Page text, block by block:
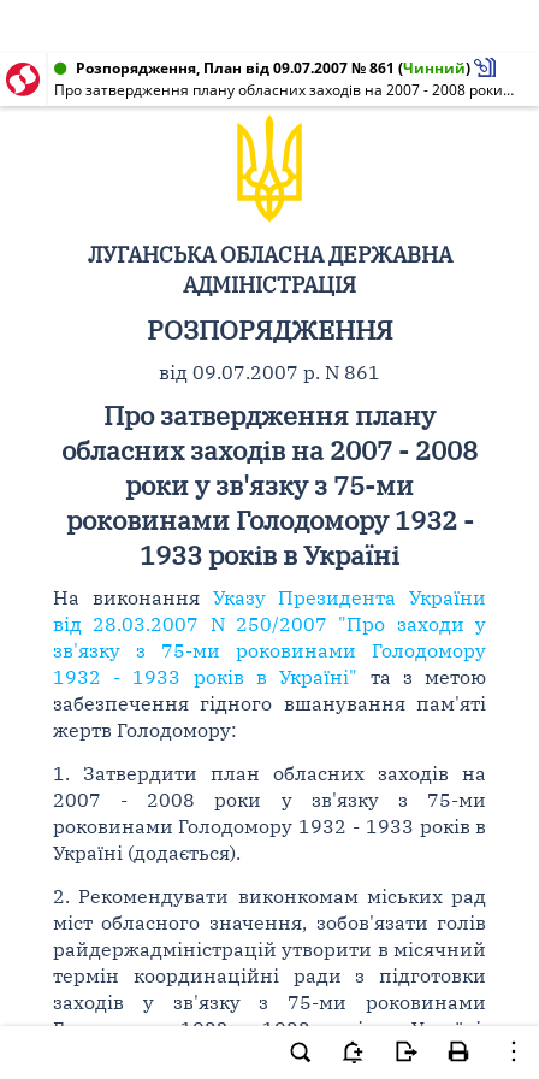
Розпорядження, План від 09.07.2007 № 861 (Чинний)
Про затвердження плану обласних заходів на 2007 - 2008 роки у зв'язку з 75-ми роковинами Голодомору 1932 - 1933 років в Україні
ЛУГАНСЬКА ОБЛАСНА ДЕРЖАВНА
АДМІНІСТРАЦІЯ
РОЗПОРЯДЖЕННЯ
від 09.07.2007 р. N 861
Про затвердження плану
обласних заходів на 2007 - 2008
роки у зв'язку з 75-ми
роковинами Голодомору 1932 -
1933 років в Україні
На виконання Указу Президента України
від 28.03.2007 N 250/2007 "Про заходи у
зв'язку з 75-ми роковинами Голодомору
1932 - 1933 років в Україні" та з метою
забезпечення гідного вшанування пам'яті
жертв Голодомору:
1. Затвердити план обласних заходів на
2007 - 2008 роки у зв'язку з 75-ми
роковинами Голодомору 1932 - 1933 років в
Україні (додається).
2. Рекомендувати виконкомам міських рад
міст обласного значення, зобов'язати голів
райдержадміністрацій утворити в місячний
термін координаційні ради з підготовки
заходів у зв'язку з 75-ми роковинами
Голодомору 1932 - 1933 років в Україні,
включивши до їх складу представників